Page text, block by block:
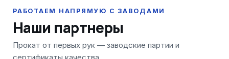
Наши партнеры